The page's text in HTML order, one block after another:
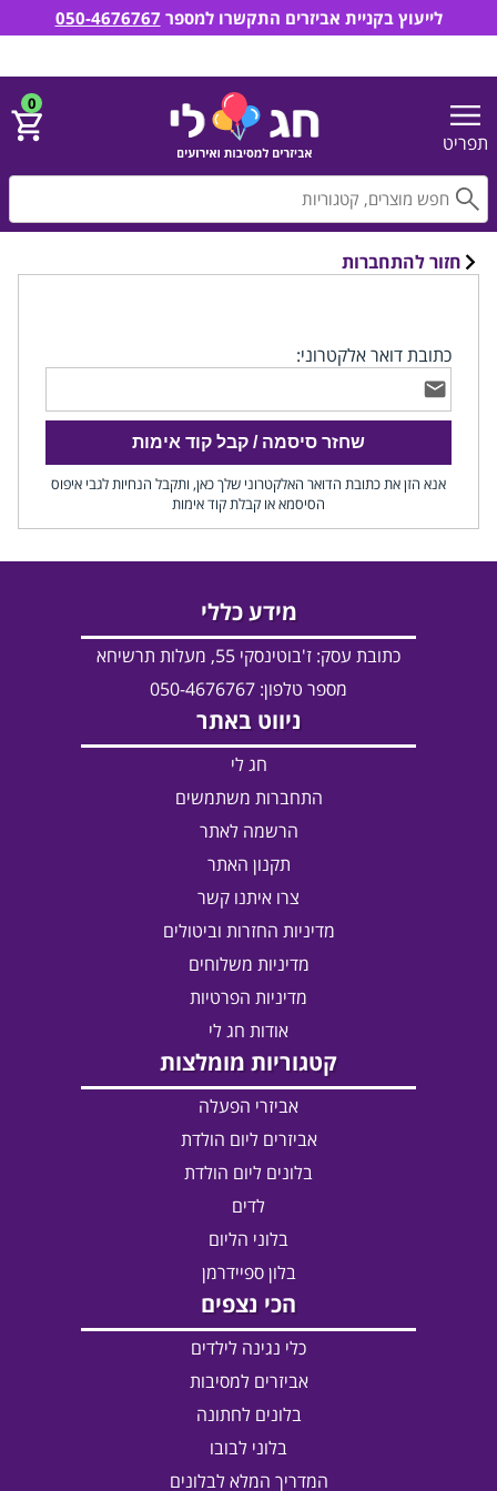
תפריט
0
חזור להתחברות
כתובת דואר אלקטרוני:
שחזר סיסמה / קבל קוד אימות
אנא הזן את כתובת הדואר האלקטרוני שלך כאן, ותקבל הנחיות לגבי איפוס
הסיסמא או קבלת קוד אימות
לייעוץ בקניית אביזרים התקשרו למספר 050-4676767
מידע כללי
כתובת עסק: ז'בוטינסקי 55, מעלות תרשיחא
מספר טלפון: 050-4676767
ניווט באתר
חג לי
התחברות משתמשים
הרשמה לאתר
תקנון האתר
צרו איתנו קשר
מדיניות החזרות וביטולים
מדיניות משלוחים
מדיניות הפרטיות
אודות חג לי
קטגוריות מומלצות
אביזרי הפעלה
אביזרים ליום הולדת
בלונים ליום הולדת
לדים
בלוני הליום
בלון ספיידרמן
הכי נצפים
כלי נגינה לילדים
אביזרים למסיבות
בלונים לחתונה
בלוני לבובו
המדריך המלא לבלונים